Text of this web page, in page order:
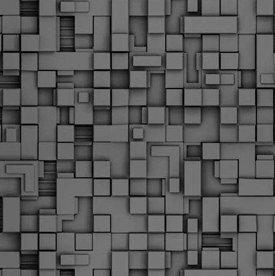
Με την απόφαση αυτή, το ΣτΕ απορρίπτει οριστικά τις
αξιώσεις των δημοσίων υπαλλήλων για επαναφορά των
δώρων, επικυρώνοντας την τρέχουσα κατάσταση παρά τις
αντιδράσεις της ΑΔΕΔΥ
Το ΣτΕ απέρριψε οριστικά την προσφυγή της ΑΔΕΔΥ και ενός
εκπαιδευτικού για την επαναφορά των δώρων Χριστουγέννων,
Πάσχα και θερινής άδειας (13ος και 14ος μισθός) στους
εργαζόμενους του δημόσιου τομέα, κλείνοντας μια μακρά
διαμάχη δεκαετιών που αφορούσε τις μνημονιακές περικοπές.
Γνωστοποίηση έκδοσης οριστικών αποτελεσμάτων –
Παροχή οδηγιών.
► Δείτε/κατεβάστε την πολυαναμενόμενη εγκύκλιο του Υπ.
FEB
1
Με διαρροή 2 μέρες πριν την στάση εργασίας
ενημερώνει το ΣτΕ για την απόρριψη της επαναφοράς